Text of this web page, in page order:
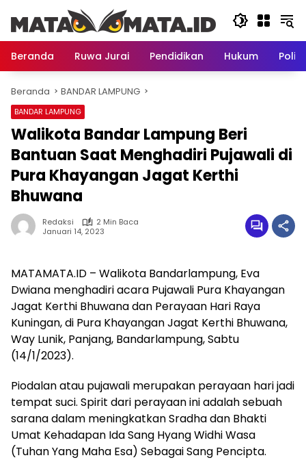
konten
Beranda
Ruwa Jurai Pendidikan Hukum
Beranda BANDAR LAMPUNG
BANDAR LAMPUNG
Walikota Bandar Lampung Beri
Bantuan Saat Menghadiri Pujawali di
Pura Khayangan Jagat Kerthi
Bhuwana
Redaksi
2 Min Baca
Januari 14, 2023
MATAMATA.ID – Walikota Bandarlampung, Eva
Dwiana menghadiri acara Pujawali Pura Khayangan
Jagat Kerthi Bhuwana dan Perayaan Hari Raya
Kuningan, di Pura Khayangan Jagat Kerthi Bhuwana,
Way Lunik, Panjang, Bandarlampung, Sabtu
(14/1/2023).
Piodalan atau pujawali merupakan perayaan hari jadi
tempat suci. Spirit dari perayaan ini adalah sebuah
sarana dalam meningkatkan Sradha dan Bhakti
Umat Kehadapan Ida Sang Hyang Widhi Wasa
(Tuhan Yang Maha Esa) Sebagai Sang Pencipta.